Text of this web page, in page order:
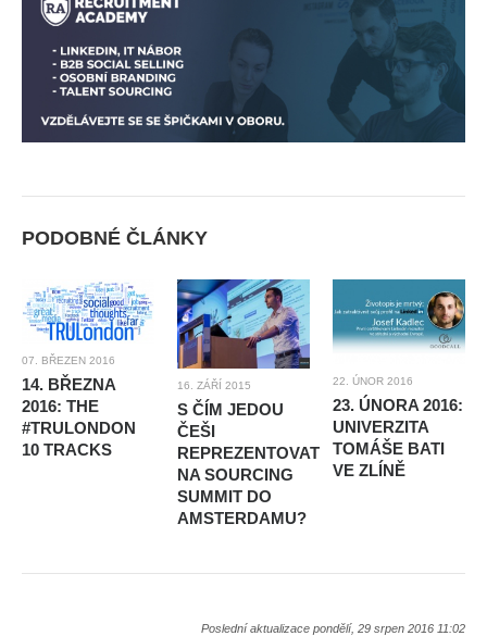
PODOBNÉ ČLÁNKY
07. BŘEZEN 2016
14. BŘEZNA
2016: THE
#TRULONDON
10 TRACKS
16. ZÁŘÍ 2015
S ČÍM JEDOU
ČEŠI
REPREZENTOVAT
NA SOURCING
SUMMIT DO
AMSTERDAMU?
22. ÚNOR 2016
23. ÚNORA 2016:
UNIVERZITA
TOMÁŠE BATI
VE ZLÍNĚ
Poslední aktualizace pondělí, 29 srpen 2016 11:02